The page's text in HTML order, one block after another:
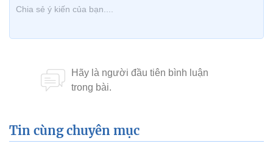
Tin cùng chuyên mục